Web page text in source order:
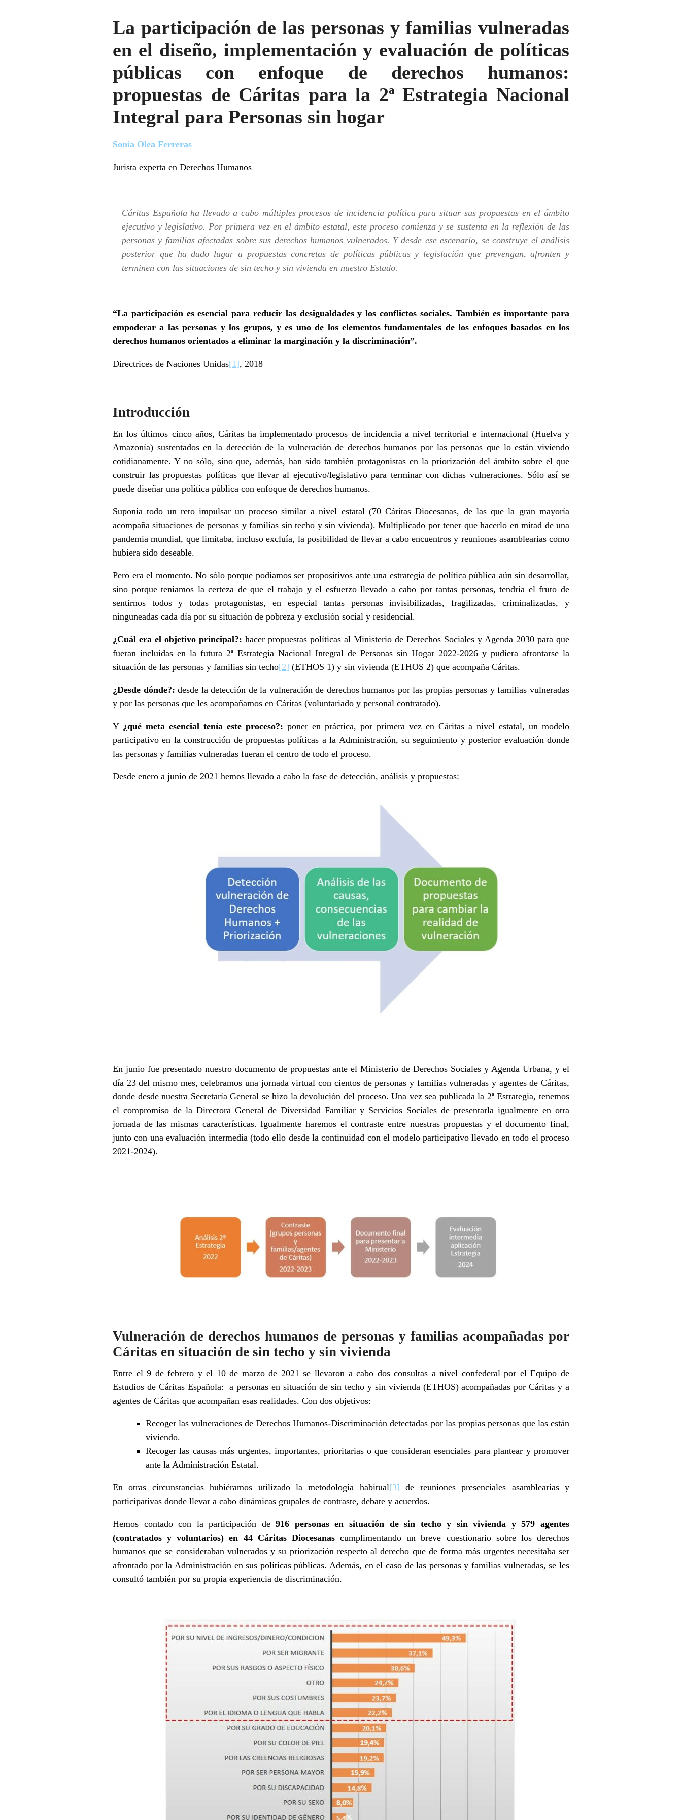
La participación de las personas y familias vulneradas
en el diseño, implementación y evaluación de políticas
públicas con enfoque de derechos humanos:
propuestas de Cáritas para la 2ª Estrategia Nacional
Integral para Personas sin hogar
Sonia Olea Ferreras
Jurista experta en Derechos Humanos
Cáritas Española ha llevado a cabo múltiples procesos de incidencia política para situar sus propuestas en el ámbito
ejecutivo y legislativo. Por primera vez en el ámbito estatal, este proceso comienza y se sustenta en la reflexión de las
personas y familias afectadas sobre sus derechos humanos vulnerados. Y desde ese escenario, se construye el análisis
posterior que ha dado lugar a propuestas concretas de políticas públicas y legislación que prevengan, afronten y
terminen con las situaciones de sin techo y sin vivienda en nuestro Estado.
“La participación es esencial para reducir las desigualdades y los conflictos sociales. También es importante para
empoderar a las personas y los grupos, y es uno de los elementos fundamentales de los enfoques basados en los
derechos humanos orientados a eliminar la marginación y la discriminación”.
Directrices de Naciones Unidas[1], 2018
Introducción
En los últimos cinco años, Cáritas ha implementado procesos de incidencia a nivel territorial e internacional (Huelva y
Amazonía) sustentados en la detección de la vulneración de derechos humanos por las personas que lo están viviendo
cotidianamente. Y no sólo, sino que, además, han sido también protagonistas en la priorización del ámbito sobre el que
construir las propuestas políticas que llevar al ejecutivo/legislativo para terminar con dichas vulneraciones. Sólo así se
puede diseñar una política pública con enfoque de derechos humanos.
Suponía todo un reto impulsar un proceso similar a nivel estatal (70 Cáritas Diocesanas, de las que la gran mayoría
acompaña situaciones de personas y familias sin techo y sin vivienda). Multiplicado por tener que hacerlo en mitad de una
pandemia mundial, que limitaba, incluso excluía, la posibilidad de llevar a cabo encuentros y reuniones asamblearias como
hubiera sido deseable.
Pero era el momento. No sólo porque podíamos ser propositivos ante una estrategia de política pública aún sin desarrollar,
sino porque teníamos la certeza de que el trabajo y el esfuerzo llevado a cabo por tantas personas, tendría el fruto de
sentirnos todos y todas protagonistas, en especial tantas personas invisibilizadas, fragilizadas, criminalizadas, y
ninguneadas cada día por su situación de pobreza y exclusión social y residencial.
¿Cuál era el objetivo principal?: hacer propuestas políticas al Ministerio de Derechos Sociales y Agenda 2030 para que
fueran incluidas en la futura 2ª Estrategia Nacional Integral de Personas sin Hogar 2022-2026 y pudiera afrontarse la
situación de las personas y familias sin techo[2] (ETHOS 1) y sin vivienda (ETHOS 2) que acompaña Cáritas.
¿Desde dónde?: desde la detección de la vulneración de derechos humanos por las propias personas y familias vulneradas
y por las personas que les acompañamos en Cáritas (voluntariado y personal contratado).
Y ¿qué meta esencial tenía este proceso?: poner en práctica, por primera vez en Cáritas a nivel estatal, un modelo
participativo en la construcción de propuestas políticas a la Administración, su seguimiento y posterior evaluación donde
las personas y familias vulneradas fueran el centro de todo el proceso.
Desde enero a junio de 2021 hemos llevado a cabo la fase de detección, análisis y propuestas:
En junio fue presentado nuestro documento de propuestas ante el Ministerio de Derechos Sociales y Agenda Urbana, y el
día 23 del mismo mes, celebramos una jornada virtual con cientos de personas y familias vulneradas y agentes de Cáritas,
donde desde nuestra Secretaría General se hizo la devolución del proceso. Una vez sea publicada la 2ª Estrategia, tenemos
el compromiso de la Directora General de Diversidad Familiar y Servicios Sociales de presentarla igualmente en otra
jornada de las mismas características. Igualmente haremos el contraste entre nuestras propuestas y el documento final,
junto con una evaluación intermedia (todo ello desde la continuidad con el modelo participativo llevado en todo el proceso
2021-2024).
Vulneración de derechos humanos de personas y familias acompañadas por
Cáritas en situación de sin techo y sin vivienda
Entre el 9 de febrero y el 10 de marzo de 2021 se llevaron a cabo dos consultas a nivel confederal por el Equipo de
Estudios de Cáritas Española: a personas en situación de sin techo y sin vivienda (ETHOS) acompañadas por Cáritas y a
agentes de Cáritas que acompañan esas realidades. Con dos objetivos:
Recoger las vulneraciones de Derechos Humanos-Discriminación detectadas por las propias personas que las están
viviendo.
Recoger las causas más urgentes, importantes, prioritarias o que consideran esenciales para plantear y promover
ante la Administración Estatal.
En otras circunstancias hubiéramos utilizado la metodología habitual[3] de reuniones presenciales asamblearias y
participativas donde llevar a cabo dinámicas grupales de contraste, debate y acuerdos.
Hemos contado con la participación de916 personas en situación de sin techo y sin vivienda y 579 agentes
(contratados y voluntarios) en 44 Cáritas Diocesanascumplimentando un breve cuestionario sobre los derechos
humanos que se consideraban vulnerados y su priorización respecto al derecho que de forma más urgentes necesitaba ser
afrontado por la Administración en sus políticas públicas. Además, en el caso de las personas y familias vulneradas, se les
consultó también por su propia experiencia de discriminación.